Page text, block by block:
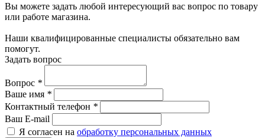
Вы можете задать любой интересующий вас вопрос по товару
или работе магазина.
Наши квалифицированные специалисты обязательно вам
помогут.
Задать вопрос
Вопрос *
Ваше имя *
Контактный телефон *
Ваш E-mail
Я согласен на обработку персональных данных